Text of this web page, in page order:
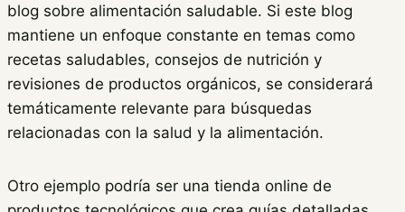
blog sobre alimentación saludable. Si este blog
mantiene un enfoque constante en temas como
recetas saludables, consejos de nutrición y
revisiones de productos orgánicos, se considerará
temáticamente relevante para búsquedas
relacionadas con la salud y la alimentación.
Otro ejemplo podría ser una tienda online de